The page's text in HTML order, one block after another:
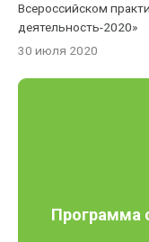
Всероссийском
деятельность-2020»
30 июля 2020
Программа